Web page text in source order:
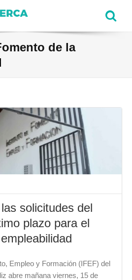
de la
solicitudes del
plazo para el
Empleo y Formación (IFEF) del
abre mañana viernes, 15 de